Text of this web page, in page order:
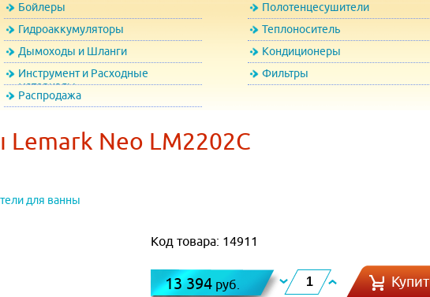
Бойлеры
Полотенцесушители
Гидроаккумуляторы
Теплоноситель
Дымоходы и Шланги
Кондиционеры
Инструмент и Расходные
материалы
Фильтры
Распродажа
Neo LM2202C
для ванны
Код товара: 14911
13 394 руб.